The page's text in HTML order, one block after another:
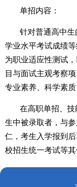
单招内容：
针对普通高中生
学业水平考试成绩
为职业适应性测试
目与面试主观考察
专业素养、科学素
在高职单招、
生中被录取者，与
仁，考生入学报到
校招生统一考试等